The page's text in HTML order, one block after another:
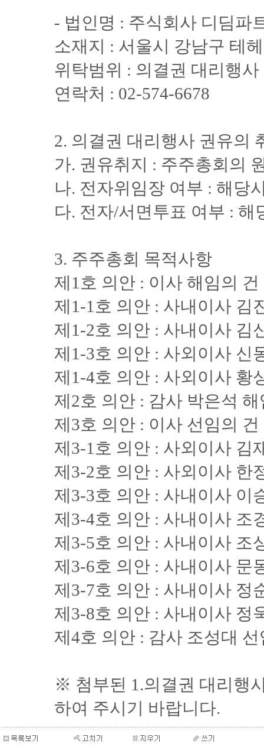
- 법인명 : 주식회사 디딤파
소재지 : 서울시 강남구 테
위탁범위 : 의결권 대리행
연락처 : 02-574-6678
2. 의결권 대리행사 권유의
가. 권유취지 : 주주총회의
나. 전자위임장 여부 : 해당
다. 전자/서면투표 여부 : 해
3. 주주총회 목적사항
제1호 의안 : 이사 해임의 건
제1-1호 의안 : 사내이사 김
제1-2호 의안 : 사내이사 김
제1-3호 의안 : 사외이사 신
제1-4호 의안 : 사외이사 황
제2호 의안 : 감사 박은석
제3호 의안 : 이사 선임의 건
제3-1호 의안 : 사외이사 김
제3-2호 의안 : 사외이사 한
제3-3호 의안 : 사내이사 이
제3-4호 의안 : 사내이사 조
제3-5호 의안 : 사내이사 조
제3-6호 의안 : 사내이사 문
제3-7호 의안 : 사내이사 정
제3-8호 의안 : 사내이사 정
제4호 의안 : 감사 조성대
※ 첨부된 1.의결권 대리행
하여 주시기 바랍니다.